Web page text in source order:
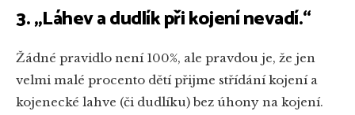
3. „Láhev a dudlík při kojení nevadí.“
Žádné pravidlo není 100%, ale pravdou je, že jen
velmi malé procento dětí přijme střídání kojení a
kojenecké lahve (či dudlíku) bez úhony na kojení.